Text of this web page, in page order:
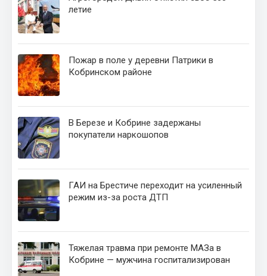
летие
Пожар в поле у деревни Патрики в
Кобринском районе
В Березе и Кобрине задержаны
покупатели наркошопов
ГАИ на Брестиче переходит на усиленный
режим из-за роста ДТП
Тяжелая травма при ремонте МАЗа в
Кобрине — мужчина госпитализирован